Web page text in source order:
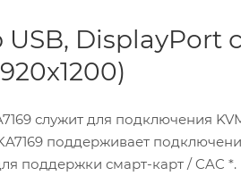
USB,
служит для подключения
поддерживает
поддержки смарт-карт / CAC